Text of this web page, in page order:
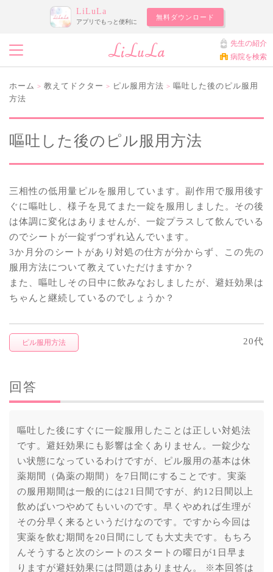
LiLuLa
アプリでもっと便利に
無料ダウンロード
先生の紹介
病院を検索
ホーム > 教えてドクター > ピル服用方法 > 嘔吐した後のピル服用
方法
嘔吐した後のピル服用方法
三相性の低用量ピルを服用しています。副作用で服用後す
ぐに嘔吐し、様子を見てまた一錠を服用しました。その後
は体調に変化はありませんが、一錠プラスして飲んでいる
のでシートが一錠ずつずれ込んでいます。
3か月分のシートがあり対処の仕方が分からず、この先の
服用方法について教えていただけますか？
また、嘔吐しその日中に飲みなおしましたが、避妊効果は
ちゃんと継続しているのでしょうか？
ピル服用方法 20代
回答
嘔吐した後にすぐに一錠服用したことは正しい対処法
です。避妊効果にも影響は全くありません。一錠少な
い状態になっているわけですが、ピル服用の基本は休
薬期間（偽薬の期間）を7日間にすることです。実薬
の服用期間は一般的には21日間ですが、約12日間以上
飲めばいつやめてもいいのです。早くやめれば生理が
その分早く来るというだけなのです。ですから今回は
実薬を飲む期間を20日間にしても大丈夫です。もちろ
んそうすると次のシートのスタートの曜日が1日早ま
りますが避妊効果には問題はありません。 ※本回答は